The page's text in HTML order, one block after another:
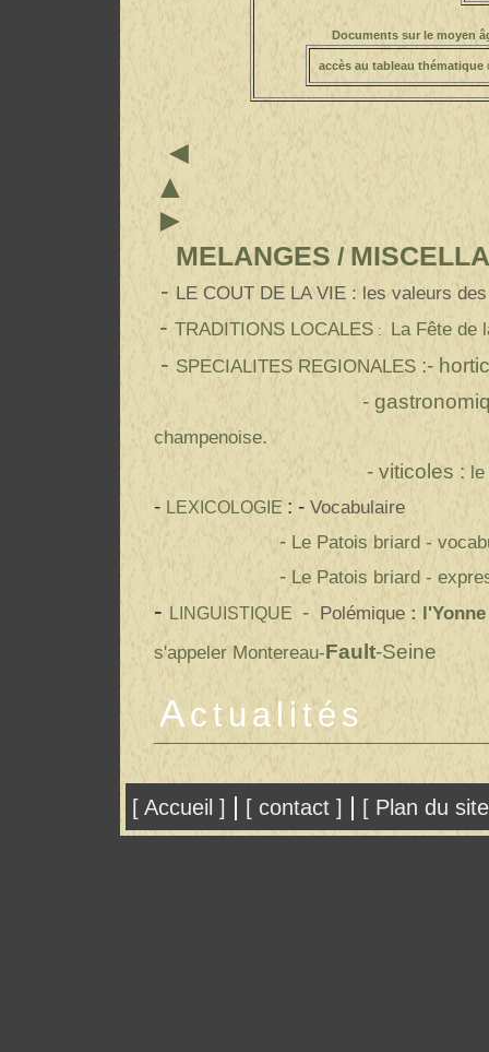
Documents sur le moyen
accès au tableau thématique
►
MELANGES /
- LE COUT DE LA VIE : les valeurs
- TRADITIONS LOCALES : La Fête de
- SPECIALITES REGIONALES :-
-
champenoise.
- viticoles :
- LEXICOLOGIE : - Vocabulaire
- Le Patois briard -
- Le Patois briard -
- LINGUISTIQUE - Polémique :
s'appeler Montereau-Fault-Seine
Actualités
[ Accueil ] [ contact ] [ Plan du